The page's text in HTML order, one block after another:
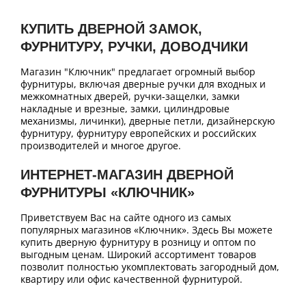
КУПИТЬ ДВЕРНОЙ ЗАМОК,
ФУРНИТУРУ, РУЧКИ, ДОВОДЧИКИ
Магазин "Ключник" предлагает огромный выбор
фурнитуры, включая дверные ручки для входных и
межкомнатных дверей, ручки-защелки, замки
накладные и врезные, замки, цилиндровые
механизмы, личинки), дверные петли, дизайнерскую
фурнитуру, фурнитуру европейских и российских
производителей и многое другое.
ИНТЕРНЕТ-МАГАЗИН ДВЕРНОЙ
ФУРНИТУРЫ «КЛЮЧНИК»
Приветствуем Вас на сайте одного из самых
популярных магазинов «Ключник». Здесь Вы можете
купить дверную фурнитуру в розницу и оптом по
выгодным ценам. Широкий ассортимент товаров
позволит полностью укомплектовать загородный дом,
квартиру или офис качественной фурнитурой.